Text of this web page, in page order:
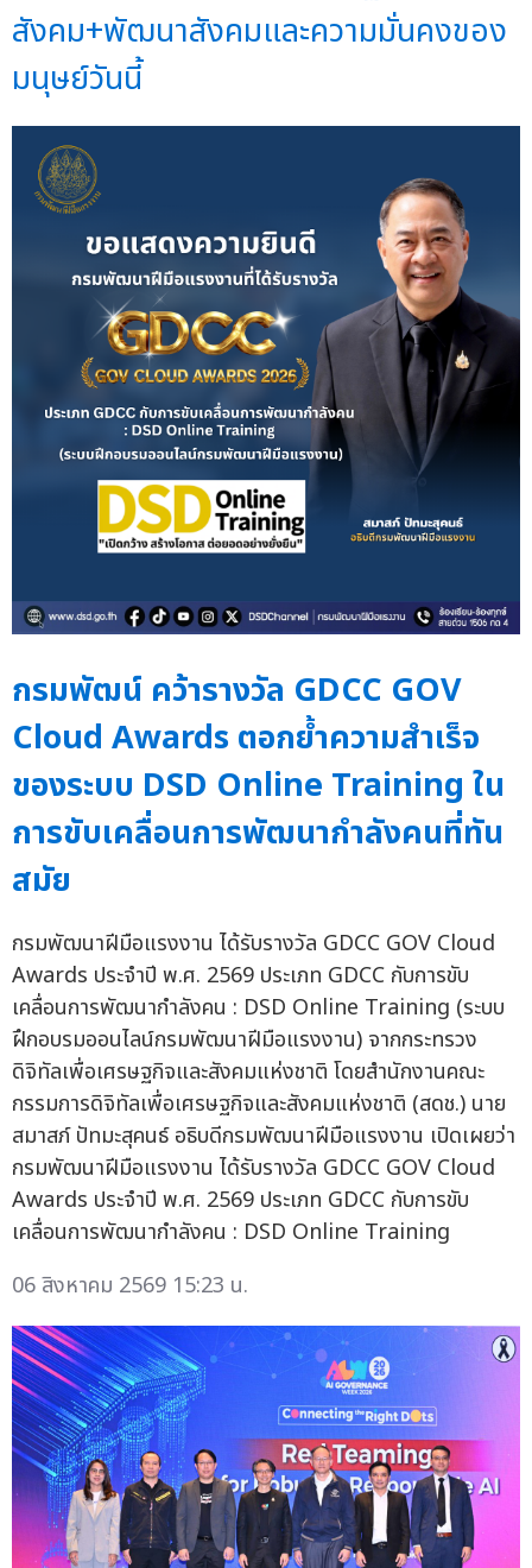
สังคม+พัฒนาสังคมและความมั่นคงของ
มนุษย์วันนี้
กรมพัฒน์ คว้ารางวัล GDCC GOV
Cloud Awards ตอกย้ำความสำเร็จ
ของระบบ DSD Online Training ใน
การขับเคลื่อนการพัฒนากำลังคนที่ทัน
สมัย
กรมพัฒนาฝีมือแรงงาน ได้รับรางวัล GDCC GOV Cloud
Awards ประจำปี พ.ศ. 2569 ประเภท GDCC กับการขับ
เคลื่อนการพัฒนากำลังคน : DSD Online Training (ระบบ
ฝึกอบรมออนไลน์กรมพัฒนาฝีมือแรงงาน) จากกระทรวง
ดิจิทัลเพื่อเศรษฐกิจและสังคมแห่งชาติ โดยสำนักงานคณะ
กรรมการดิจิทัลเพื่อเศรษฐกิจและสังคมแห่งชาติ (สดช.) นาย
สมาสภ์ ปัทมะสุคนธ์ อธิบดีกรมพัฒนาฝีมือแรงงาน เปิดเผยว่า
กรมพัฒนาฝีมือแรงงาน ได้รับรางวัล GDCC GOV Cloud
Awards ประจำปี พ.ศ. 2569 ประเภท GDCC กับการขับ
เคลื่อนการพัฒนากำลังคน : DSD Online Training
06 สิงหาคม 2569 15:23 น.